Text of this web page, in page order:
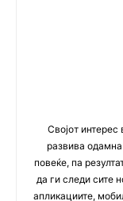
Својот интерес
развива
повеќе, па
да ги следи сите
апликациите,